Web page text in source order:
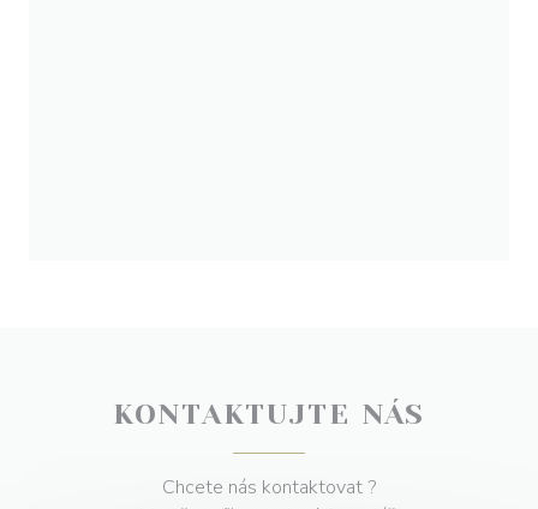
KONTAKTUJTE NÁS
Chcete nás kontaktovat ?